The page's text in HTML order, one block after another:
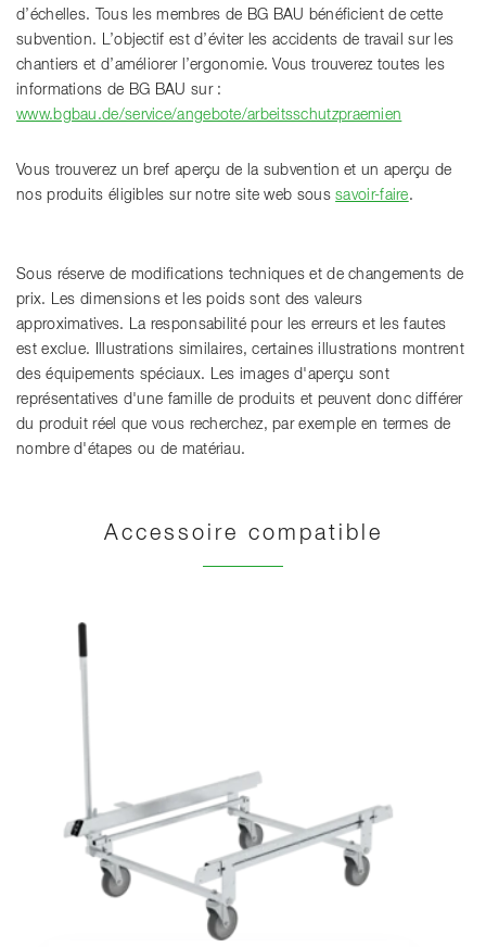
d’échelles. Tous les membres de BG BAU bénéficient de cette
subvention. L’objectif est d’éviter les accidents de travail sur les
chantiers et d’améliorer l’ergonomie. Vous trouverez toutes les
informations de BG BAU sur :
www.bgbau.de/service/angebote/arbeitsschutzpraemien
Vous trouverez un bref aperçu de la subvention et un aperçu de
nos produits éligibles sur notre site web soussavoir-faire.
Sous réserve de modifications techniques et de changements de
prix. Les dimensions et les poids sont des valeurs
approximatives. La responsabilité pour les erreurs et les fautes
est exclue. Illustrations similaires, certaines illustrations montrent
des équipements spéciaux. Les images d'aperçu sont
représentatives d'une famille de produits et peuvent donc différer
du produit réel que vous recherchez, par exemple en termes de
nombre d'étapes ou de matériau.
Accessoire compatible